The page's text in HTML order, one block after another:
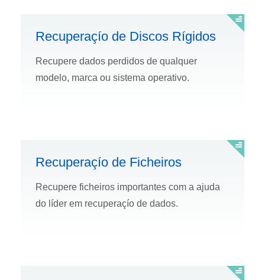
Recuperaçío de Discos Rí­gidos
Recupere dados perdidos de qualquer
modelo, marca ou sistema operativo.
Recuperaçío de Ficheiros
Recupere ficheiros importantes com a ajuda
do lí­der em recuperaçío de dados.